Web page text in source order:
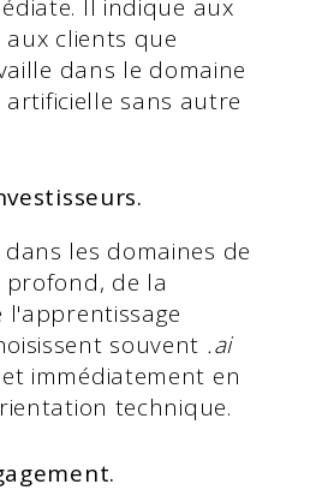
Il indique aux
clients que
dans le domaine
sans autre
les domaines de
de la
souvent .ai
immédiatement en
technique.